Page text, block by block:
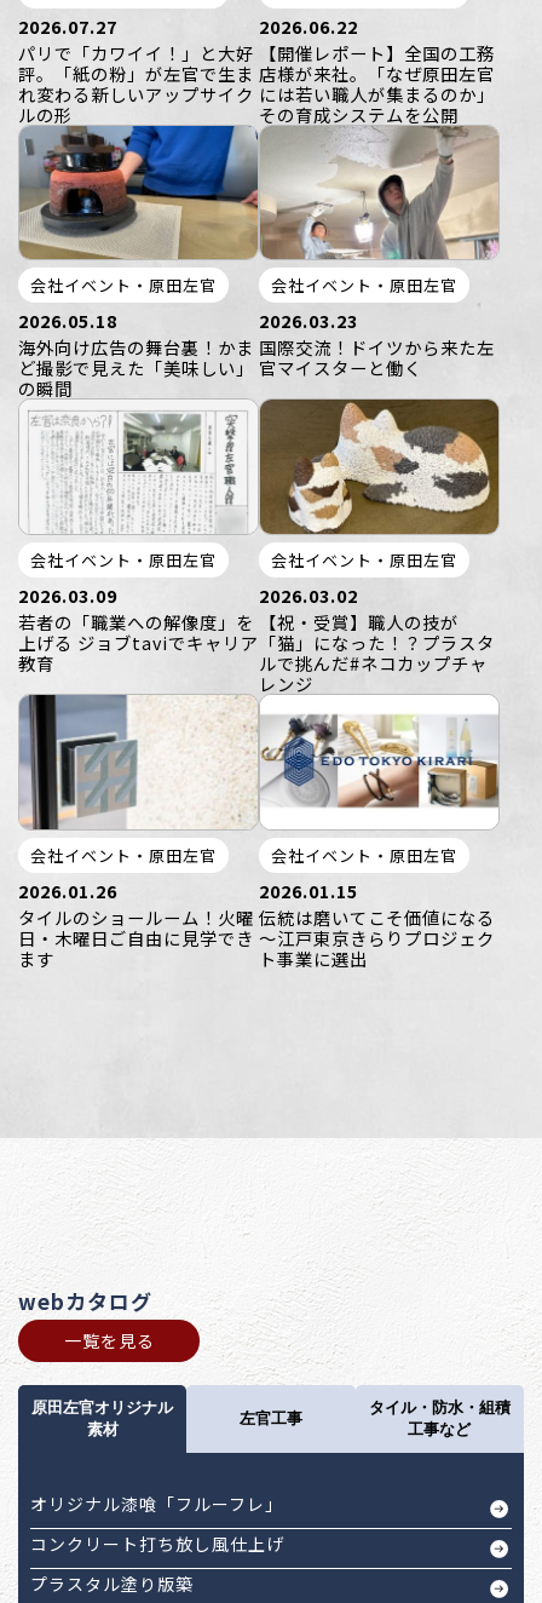
2026.07.27
パリで「カワイイ！」と大好
評。「紙の粉」が左官で生ま
れ変わる新しいアップサイク
ルの形
2026.06.22
【開催レポート】全国の工務
店様が来社。「なぜ原田左官
には若い職人が集まるのか」
その育成システムを公開
会社イベント・原田左官
2026.05.18
海外向け広告の舞台裏！かま
ど撮影で見えた「美味しい」
の瞬間
会社イベント・原田左官
2026.03.23
国際交流！ドイツから来た左
官マイスターと働く
会社イベント・原田左官
2026.03.09
若者の「職業への解像度」を
上げる ジョブtaviでキャリア
教育
会社イベント・原田左官
2026.03.02
【祝・受賞】職人の技が
「猫」になった！？プラスタ
ルで挑んだ#ネコカップチャ
レンジ
会社イベント・原田左官
2026.01.26
タイルのショールーム！火曜
日・木曜日ご自由に見学でき
ます
会社イベント・原田左官
2026.01.15
伝統は磨いてこそ価値になる
～江戸東京きらりプロジェク
ト事業に選出
webカタログ
一覧を見る
原田左官オリジナル
素材
左官工事
タイル・防水・組積
工事など
オリジナル漆喰「フルーフレ」
コンクリート打ち放し風仕上げ
プラスタル塗り版築